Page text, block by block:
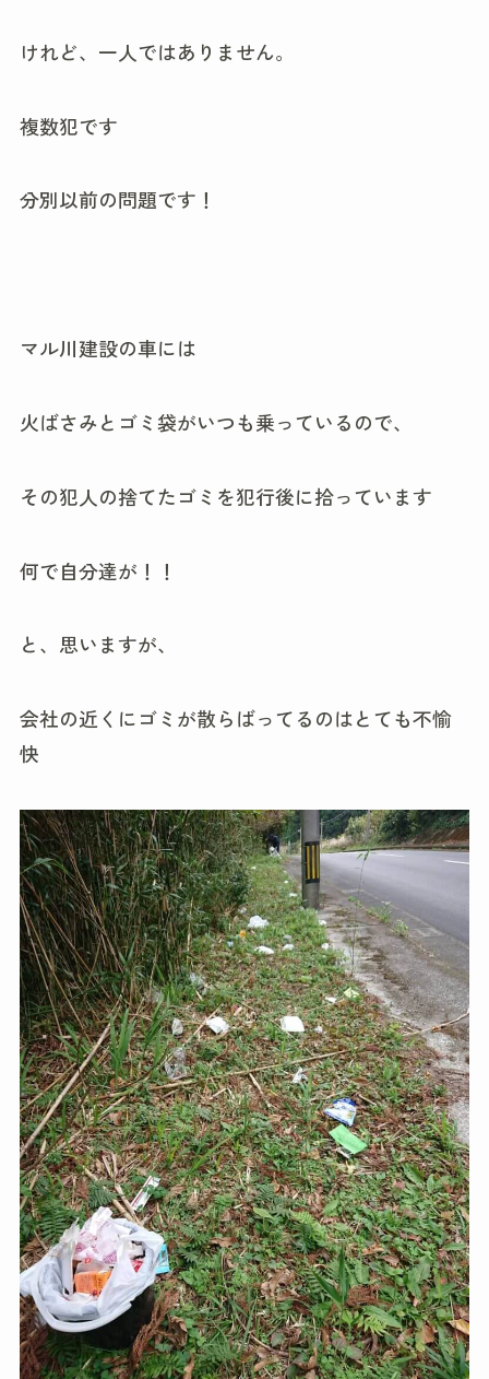
けれど、一人ではありません。
複数犯です
分別以前の問題です！
マル川建設の車には
火ばさみとゴミ袋がいつも乗っているので、
その犯人の捨てたゴミを犯行後に拾っています
何で自分達が！！
と、思いますが、
会社の近くにゴミが散らばってるのはとても不愉
快